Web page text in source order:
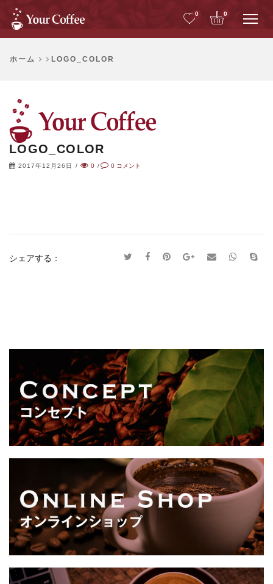
0 0
ホーム LOGO_COLOR
LOGO_COLOR
2017年12月26日 / 0 / 0 コメント
シェアする：